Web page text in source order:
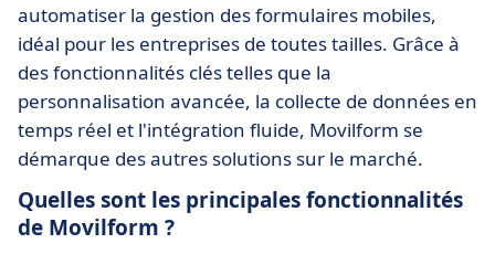
automatiser la gestion des formulaires mobiles,
idéal pour les entreprises de toutes tailles. Grâce à
des fonctionnalités clés telles que la
personnalisation avancée, la collecte de données en
temps réel et l'intégration fluide, Movilform se
démarque des autres solutions sur le marché.
Quelles sont les principales fonctionnalités
de Movilform ?